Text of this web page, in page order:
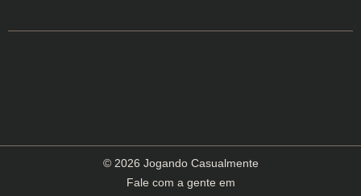
© 2026 Jogando Casualmente
Fale com a gente em